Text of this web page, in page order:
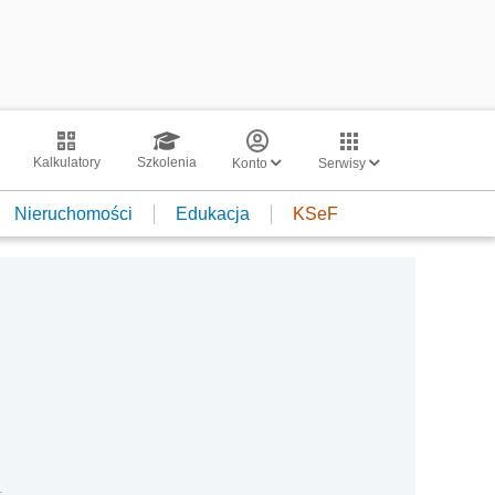
Kalkulatory Szkolenia Konto Serwisy
Nieruchomości Edukacja KSeF